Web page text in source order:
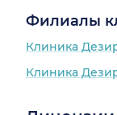
Филиалы
Клиника
Клиника